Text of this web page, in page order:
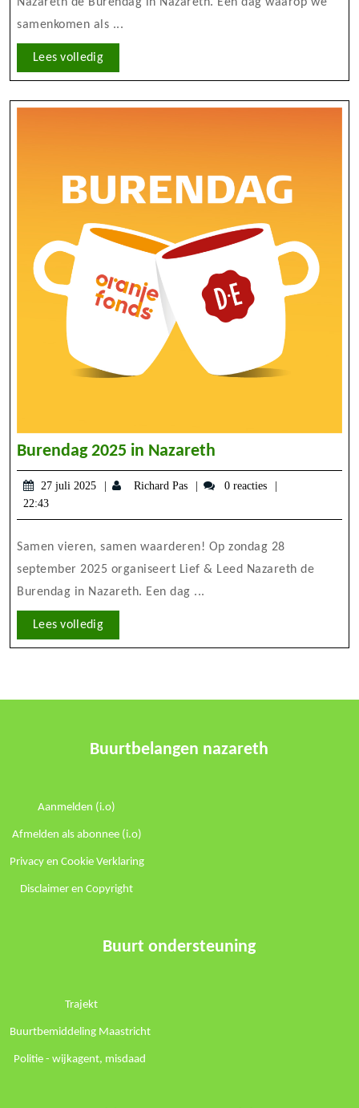
samenkomen als ...
Lees volledigLees
volledig
Burendag 2025 in Nazareth
2025
in
27 juli 2025
27
2025
Richard Pas
Richard0 reacties
22:43
Samen vieren, samen waarderen! Op zondag 28
september 2025 organiseert Lief & Leed Nazareth de
Burendag in Nazareth. Een dag ...
Lees volledigLees
volledig
Buurtbelangen nazareth
Aanmelden (i.o)
Afmelden als abonnee (i.o)
Privacy en Cookie Verklaring
Disclaimer en Copyright
Buurt ondersteuning
Trajekt
Buurtbemiddeling Maastricht
Politie -wijkagent, misdaad